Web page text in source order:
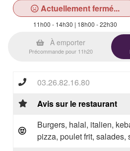
Actuellement fermé...
11h00 - 14h30 | 18h00 - 22h30
À emporter
Précommande pour 11h20
03.26.82.16.80
Avis sur le restaurant
Burgers, halal, italien,
pizza, poulet frit, salades,